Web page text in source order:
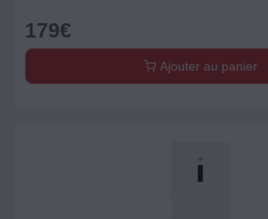
179€
Ajouter au panier